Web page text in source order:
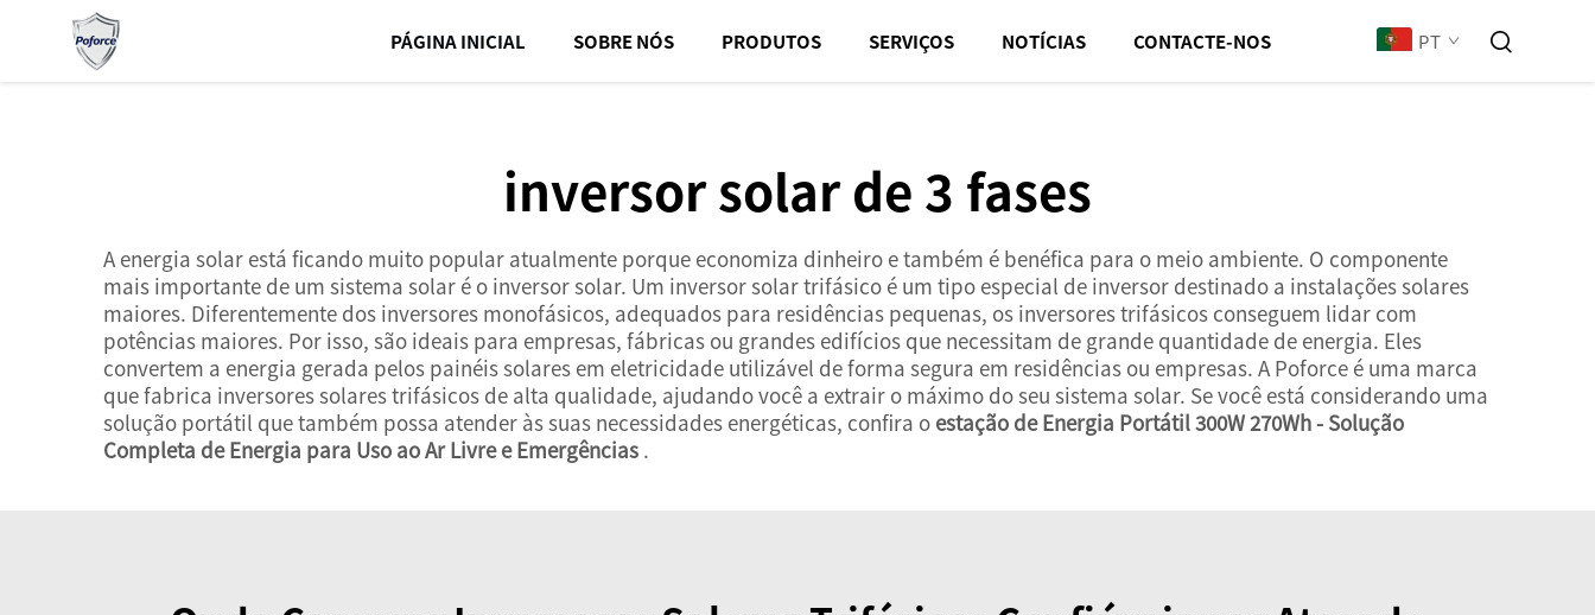
PÁGINA INICIAL SOBRE NÓS PRODUTOS SERVIÇOS NOTÍCIAS CONTACTE-NOS PT
inversor solar de 3 fases
A energia solar está ficando muito popular atualmente porque economiza dinheiro e também é benéfica para o meio ambiente. O componente
mais importante de um sistema solar é o inversor solar. Um inversor solar trifásico é um tipo especial de inversor destinado a instalações solares
maiores. Diferentemente dos inversores monofásicos, adequados para residências pequenas, os inversores trifásicos conseguem lidar com
potências maiores. Por isso, são ideais para empresas, fábricas ou grandes edifícios que necessitam de grande quantidade de energia. Eles
convertem a energia gerada pelos painéis solares em eletricidade utilizável de forma segura em residências ou empresas. A Poforce é uma marca
que fabrica inversores solares trifásicos de alta qualidade, ajudando você a extrair o máximo do seu sistema solar. Se você está considerando uma
solução portátil que também possa atender às suas necessidades energéticas, confira o estação de Energia Portátil 300W 270Wh - Solução
Completa de Energia para Uso ao Ar Livre e Emergências .